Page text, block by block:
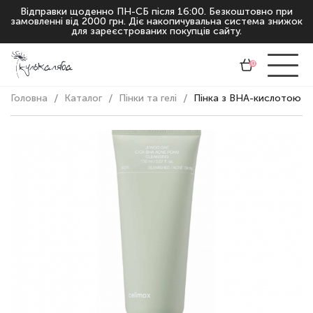
Відправки щоденно ПН-СБ після 16:00. Безкоштовно при
замовленні від 2000 грн. Діє накопичувальна система знижок
для зареєстрованих покупців сайту.
0
Головна Каталог Пінки та гелі Пінка з BHA-кислотою